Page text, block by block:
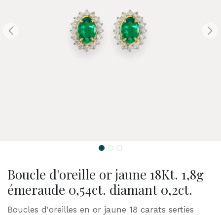
Boucle d'oreille or jaune 18Kt. 1,8g
émeraude 0,54ct. diamant 0,2ct.
Boucles d'oreilles en or jaune 18 carats serties